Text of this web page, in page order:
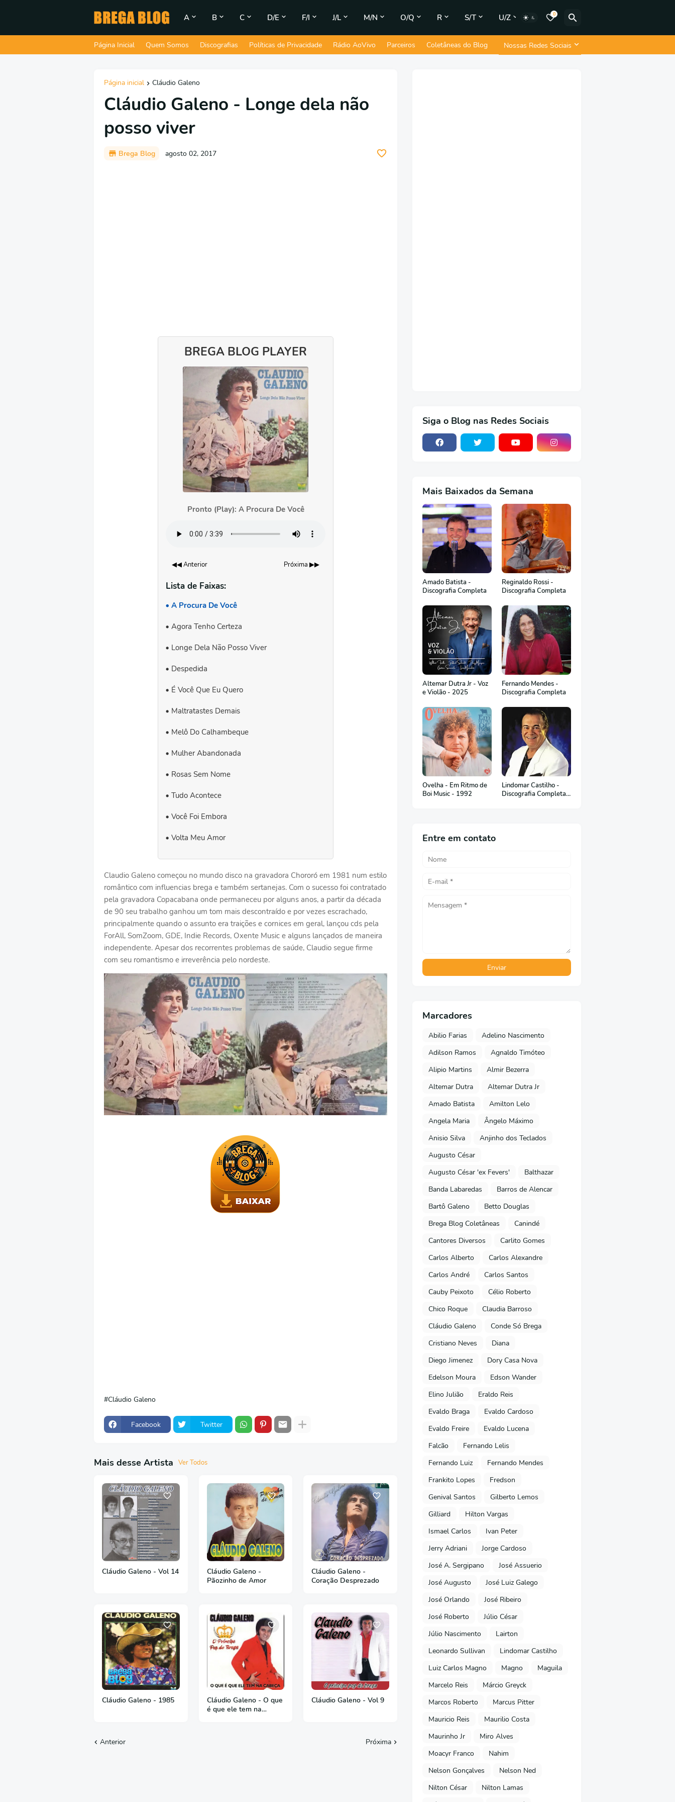
A B C D/E F/I J/L M/N O/Q R S/T U/Z 0
Página Inicial Quem Somos Discografias Políticas de Privacidade Rádio AoVivo Parceiros Coletâneas do Blog Nossas Redes Sociais
Página inicial Cláudio Galeno
Cláudio Galeno - Longe dela não
posso viver
Brega Blog agosto 02, 2017
BREGA BLOG PLAYER
Pronto (Play): A Procura De Você
◀◀ Anterior Próxima ▶▶
Lista de Faixas:
A Procura De Você
Agora Tenho Certeza
Longe Dela Não Posso Viver
Despedida
É Você Que Eu Quero
Maltratastes Demais
Melô Do Calhambeque
Mulher Abandonada
Rosas Sem Nome
Tudo Acontece
Você Foi Embora
Volta Meu Amor
Claudio Galeno começou no mundo disco na gravadora Chororó em 1981 num estilo
romântico com influencias brega e também sertanejas. Com o sucesso foi contratado
pela gravadora Copacabana onde permaneceu por alguns anos, a partir da década
de 90 seu trabalho ganhou um tom mais descontraído e por vezes escrachado,
principalmente quando o assunto era traições e cornices em geral, lançou cds pela
ForAll, SomZoom, GDE, Indie Records, Oxente Music e alguns lançados de maneira
independente. Apesar dos recorrentes problemas de saúde, Claudio segue firme
com seu romantismo e irreverência pelo nordeste.
Cláudio Galeno
Facebook Twitter
Mais desse Artista Ver Todos
Cláudio Galeno - Vol 14
Cláudio Galeno -
Pãozinho de Amor
Cláudio Galeno -
Coração Desprezado
Cláudio Galeno - 1985
Cláudio Galeno - O que
é que ele tem na
Cláudio Galeno - Vol 9
Anterior Próxima
Siga o Blog nas Redes Sociais
Mais Baixados da Semana
Amado Batista -
Discografia Completa
Reginaldo Rossi -
Discografia Completa
Altemar Dutra Jr - Voz
e Violão - 2025
Fernando Mendes -
Discografia Completa
Ovelha - Em Ritmo de
Boi Music - 1992
Lindomar Castilho -
Discografia Completa
Entre em contato
Marcadores
Abilio Farias
Adelino Nascimento
Adilson Ramos
Agnaldo Timóteo
Alipio Martins
Almir Bezerra
Altemar Dutra
Altemar Dutra Jr
Amado Batista
Amilton Lelo
Angela Maria
Ângelo Máximo
Anisio Silva
Anjinho dos Teclados
Augusto César
Augusto César 'ex Fevers'
Balthazar
Banda Labaredas
Barros de Alencar
Bartô Galeno
Betto Douglas
Brega Blog Coletâneas
Canindé
Cantores Diversos
Carlito Gomes
Carlos Alberto
Carlos Alexandre
Carlos André
Carlos Santos
Cauby Peixoto
Célio Roberto
Chico Roque
Claudia Barroso
Cláudio Galeno
Conde Só Brega
Cristiano Neves
Diana
Diego Jimenez
Dory Casa Nova
Edelson Moura
Edson Wander
Elino Julião
Eraldo Reis
Evaldo Braga
Evaldo Cardoso
Evaldo Freire
Evaldo Lucena
Falcão
Fernando Lelis
Fernando Luiz
Fernando Mendes
Frankito Lopes
Fredson
Genival Santos
Gilberto Lemos
Gilliard
Hilton Vargas
Ismael Carlos
Ivan Peter
Jerry Adriani
Jorge Cardoso
José A. Sergipano
José Assuerio
José Augusto
José Luiz Galego
José Orlando
José Ribeiro
José Roberto
Júlio César
Júlio Nascimento
Lairton
Leonardo Sullivan
Lindomar Castilho
Luiz Carlos Magno
Magno
Maguila
Marcelo Reis
Márcio Greyck
Marcos Roberto
Marcus Pitter
Mauricio Reis
Maurilio Costa
Maurinho Jr
Miro Alves
Moacyr Franco
Nahim
Nelson Gonçalves
Nelson Ned
Nilton César
Nilton Lamas